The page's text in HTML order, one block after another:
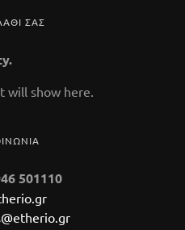
Marble
Στο κάτω μέρος
ένα μικρό κεράκι
ΣΑΣ
will show here.
501110